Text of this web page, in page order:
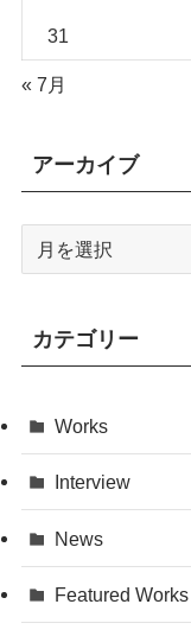
31
« 7月
アーカイブ
ブ
カテゴリー
Works
Interview
News
Featured Works